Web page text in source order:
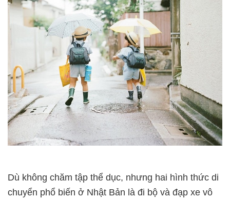
Dù không chăm tập thể dục, nhưng hai hình thức di
chuyển phổ biến ở Nhật Bản là đi bộ và đạp xe vô